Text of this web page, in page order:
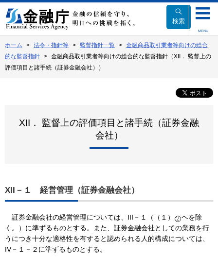
文
へ
動
検索
MENU
ホーム 法令・指針等 監督指針一覧
金融商品取引業者等向けの総合
的な監督指針
金融商品取引業者等向けの総合的な監督指針（XII． 監督上の
評価項目と諸手続（証券金融会社））
XII． 監督上の評価項目と諸手続（証券金融
会社）
XII－１ 経営管理（証券金融会社）
証券金融会社の経営管理については、III－１（（１）
ヘを除
く。）に準ずるものとする。また、証券金融会社としての業務を行
うにつき十分な適格性を有すると認められる人的構成については、
IV－１－２に準ずるものとする。